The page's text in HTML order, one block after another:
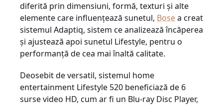
diferită prin dimensiuni, formă, texturi și alte
elemente care influențează sunetul, Bosea creat
sistemul Adaptiq, sistem ce analizează încăperea
și ajustează apoi sunetul Lifestyle, pentru o
performanță de cea mai înaltă calitate.
Deosebit de versatil, sistemul home
entertainment Lifestyle 520 beneficiază de 6
surse video HD, cum ar fi un Blu-ray Disc Player,